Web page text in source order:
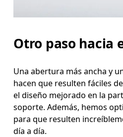
Otro paso hacia
Una abertura más ancha y
hacen que resulten fáciles
el diseño mejorado en la
soporte. Además, hemos
para que resulten
día a día.